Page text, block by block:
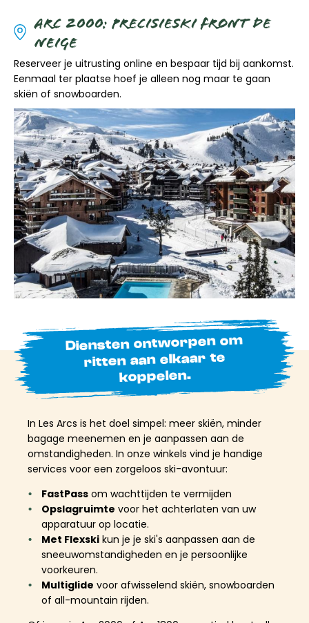
ARC 2000: PRECISIESKI FRONT DE
NEIGE
Reserveer je uitrusting online en bespaar tijd bij aankomst.
Eenmaal ter plaatse hoef je alleen nog maar te gaan
skiën of snowboarden.
Diensten ontworpen om
ritten aan elkaar te
koppelen.
In Les Arcs is het doel simpel: meer skiën, minder
bagage meenemen en je aanpassen aan de
omstandigheden. In onze winkels vind je handige
services voor een zorgeloos ski-avontuur:
FastPass om wachttijden te vermijden
Opslagruimte voor het achterlaten van uw
apparatuur op locatie.
Met Flexski kun je je ski's aanpassen aan de
sneeuwomstandigheden en je persoonlijke
voorkeuren.
Multiglide voor afwisselend skiën, snowboarden
of all-mountain rijden.